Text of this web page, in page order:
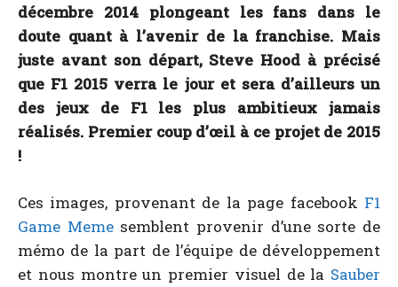
décembre 2014 plongeant les fans dans le
doute quant à l’avenir de la franchise. Mais
juste avant son départ, Steve Hood à précisé
que F1 2015 verra le jour et sera d’ailleurs un
des jeux de F1 les plus ambitieux jamais
réalisés. Premier coup d’œil à ce projet de 2015
!
Ces images, provenant de la page facebook F1
Game Meme semblent provenir d’une sorte de
mémo de la part de l’équipe de développement
et nous montre un premier visuel de la Sauber